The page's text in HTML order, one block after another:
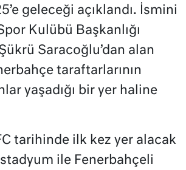
geleceği açıklandı. İsmini
Kulübü Başkanlığı
Saracoğlu’dan alan
taraftarlarının
yaşadığı bir yer haline
tarihinde ilk kez yer alacak
ile Fenerbahçeli